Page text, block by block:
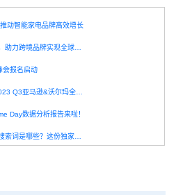
动智能家电品牌高效增长
生成式 AI 驱动关键词与广告策略，助力跨境品牌实现全球增长突破
会报名启动
宠物和食品类目转化率赛新高！2023 Q3亚马逊&沃尔玛全球电商CPC数据发布！
Day数据分析报告来啦！
哪些类目转化率喜人？Q2 Top10搜索词是哪些？这份独家报告来解答！